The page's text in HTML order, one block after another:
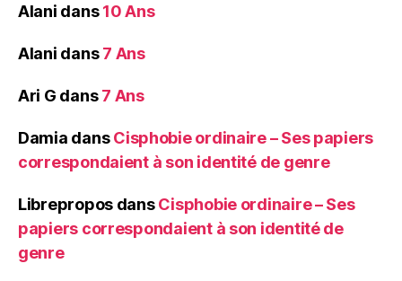
Alani dans10 Ans
Alani dans7 Ans
Ari G dans7 Ans
Damia dansCisphobie ordinaire – Ses papiers
correspondaient à son identité de genre
Librepropos dansCisphobie ordinaire – Ses
papiers correspondaient à son identité de
genre